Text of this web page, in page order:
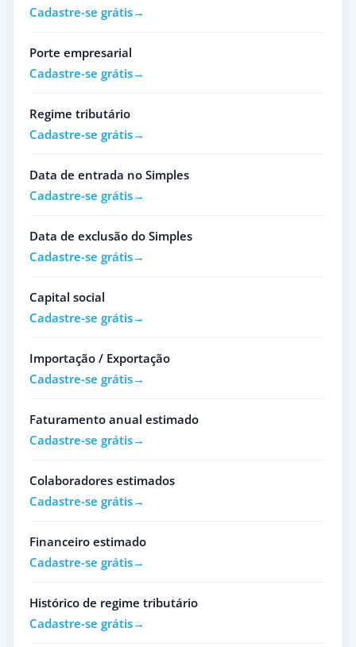
Cadastre-se grátis
Porte empresarial
Cadastre-se grátis
Regime tributário
Cadastre-se grátis
Data de entrada no Simples
Cadastre-se grátis
Data de exclusão do Simples
Cadastre-se grátis
Capital social
Cadastre-se grátis
Importação / Exportação
Cadastre-se grátis
Faturamento anual estimado
Cadastre-se grátis
Colaboradores estimados
Cadastre-se grátis
Financeiro estimado
Cadastre-se grátis
Histórico de regime tributário
Cadastre-se grátis